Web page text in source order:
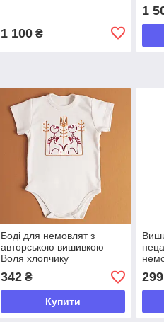
1 100₴
1
Боді для немовлят з
авторською вишивкою
Воля хлопчику
342₴
Купити
299